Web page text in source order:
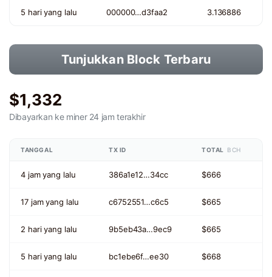
5 hari yang lalu 000000…d3faa2 3.136886
Tunjukkan Block Terbaru
$1,332
Dibayarkan ke miner 24 jam terakhir
TANGGAL TX ID TOTAL BCH
4 jam yang lalu 386a1e12…34cc $666
17 jam yang lalu c6752551…c6c5 $665
2 hari yang lalu 9b5eb43a…9ec9 $665
5 hari yang lalu bc1ebe6f…ee30 $668